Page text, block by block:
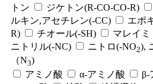
トン
ジケトン(R-CO-CO-R)
ルキン,アセチレン(-CC)
エポ
R)
チオール(-SH) マレイミ
ニトリル(-NC)
ニトロ(-NO2),
（N3)
アミノ酸
α-アミノ酸 β-